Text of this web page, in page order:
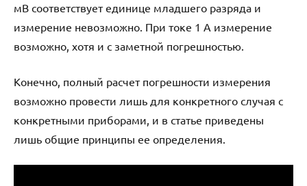
мВ соответствует единице младшего разряда и
измерение невозможно. При токе 1 А измерение
возможно, хотя и с заметной погрешностью.
Конечно, полный расчет погрешности измерения
возможно провести лишь для конкретного случая с
конкретными приборами, и в статье приведены
лишь общие принципы ее определения.